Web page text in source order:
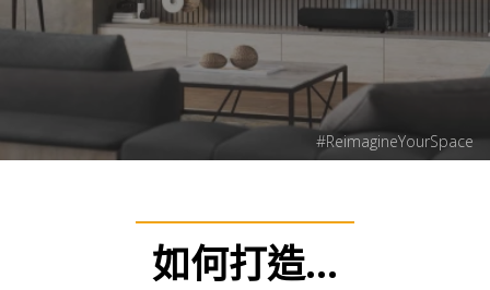
#ReimagineYourSpace
#ReimagineYourSpace
如何打造...